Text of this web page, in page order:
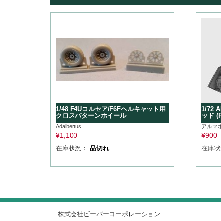
1/48 F4Uコルセア/F6Fヘルキャット用
クロスパターンホイール
Adalbertus
¥1,100
在庫状況： 品切れ
1/72
ッド
アルマ
¥900
在庫
株式会社ビーバーコーポレーション